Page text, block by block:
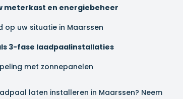
meterkast en energiebeheer
op uw situatie in Maarssen
3-fase laadpaalinstallaties
met zonnepanelen
laten installeren in Maarssen? Neem